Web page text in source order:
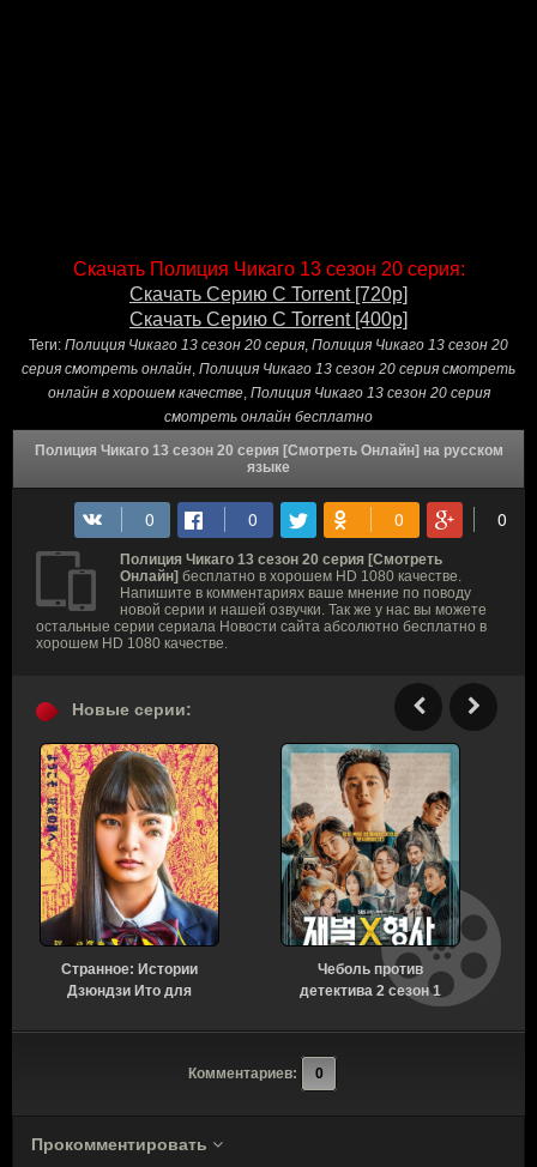
Скачать Полиция Чикаго 13 сезон 20 серия:
Скачать Серию С Torrent [720p]
Скачать Серию С Torrent [400p]
Теги: Полиция Чикаго 13 сезон 20 серия, Полиция Чикаго 13 сезон 20
серия смотреть онлайн, Полиция Чикаго 13 сезон 20 серия смотреть
онлайн в хорошем качестве, Полиция Чикаго 13 сезон 20 серия
смотреть онлайн бесплатно
Полиция Чикаго 13 сезон 20 серия [Смотреть Онлайн] на русском
языке
Полиция Чикаго 13 сезон 20 серия [Смотреть
Онлайн] бесплатно в хорошем HD 1080 качестве.
Напишите в комментариях ваше мнение по поводу
новой серии и нашей озвучки. Так же у нас вы можете
остальные серии сериала Новости сайта абсолютно бесплатно в
хорошем HD 1080 качестве.
Новые серии:
Странное: Истории
Дзюндзи Ито для
сезон 6 серия [Смотреть
Чеболь против
детектива 2 сезон 1
Онлайн]
Комментариев: 0
Прокомментировать